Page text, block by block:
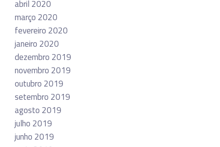
abril 2020
março 2020
fevereiro 2020
janeiro 2020
dezembro 2019
novembro 2019
outubro 2019
setembro 2019
agosto 2019
julho 2019
junho 2019